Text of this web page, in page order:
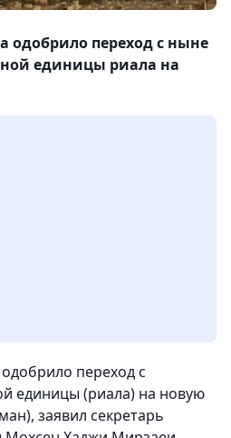
одобрило переход с ныне
единицы риала на
переход с
единицы (риала) на новую
заявил секретарь